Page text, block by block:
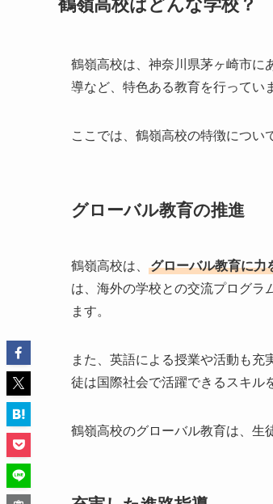
鶴嶺高校はどんな学校？
鶴嶺高校は、神奈川県茅ヶ崎市に
導など、特色ある教育を行ってい
ここでは、鶴嶺高校の特徴につい
グローバル教育の推進
鶴嶺高校は、 グローバル教育に力
は、海外の学校との交流プログラ
ます。
また、英語による授業や活動も充
徒は国際社会で活躍できるスキル
鶴嶺高校のグローバル教育は、生